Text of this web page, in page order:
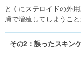
とくにステロイドの外
膚で増殖してしまうこ
その2：誤ったスキン